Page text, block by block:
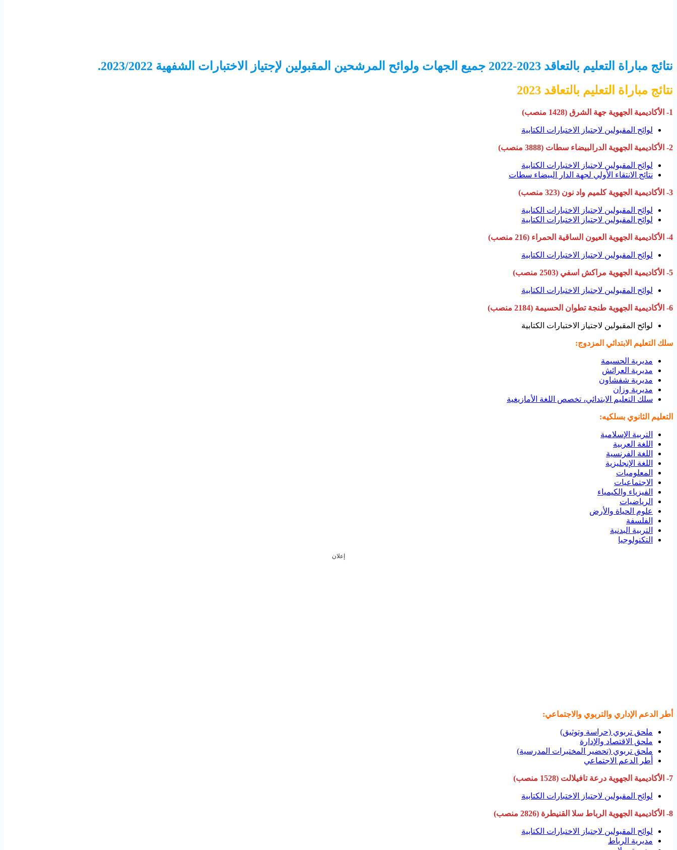
نتائج مباراة التعليم بالتعاقد 2023-2022 جميع الجهات ولوائح المرشحين المقبولين لإجتياز الاختبارات الشفهية 2023/2022.
نتائج مباراة التعليم بالتعاقد 2023
1- الأكاديمية الجهوية جهة الشرق (1428 منصب)
لوائح المقبولين لاجتياز الاختبارات الكتابية
2- الأكاديمية الجهوية الدرالبيضاء سطات (3888 منصب)
لوائح المقبولين لاجتياز الاختبارات الكتابية
نتائج الانتقاء الأولي لجهة الدار البيضاء سطات
3- الأكاديمية الجهوية كلميم واد نون (323 منصب)
لوائح المقبولين لاجتياز الاختبارات الكتابية
لوائح المقبولين لاجتياز الاختبارات الكتابية
4- الأكاديمية الجهوية العيون الساقية الحمراء (216 منصب)
لوائح المقبولين لاجتياز الاختبارات الكتابية
5- الأكاديمية الجهوية مراكش اسفي (2503 منصب)
لوائح المقبولين لاجتياز الاختبارات الكتابية
6- الأكاديمية الجهوية طنجة تطوان الحسيمة (2184 منصب)
لوائح المقبولين لاجتياز الاختبارات الكتابية
سلك التعليم الابتدائي المزدوج:
مديرية الحسيمة
مديرية العرائش
مديرية شفشاون
مديرية وزان
سلك التعليم الابتدائي، تخصص اللغة الأمازيغية
التعليم الثانوي بسلكيه:
التربية الإسلامية
اللغة العربية
اللغة الفرنسية
اللغة الإنجليزية
المعلوميات
الاجتماعيات
الفيزياء والكيمياء
الرياضيات
علوم الحياة والأرض
الفلسفة
التربية البدنية
التكنولوجيا
إعلان
أطر الدعم الإداري والتربوي والاجتماعي:
ملحق تربوي (حراسة وتوثيق)
ملحق الاقتصاد والإدارة
ملحق تربوي (تحضير المختبرات المدرسية)
أطر الدعم الاجتماعي
7- الأكاديمية الجهوية درعة تافيلالت (1528 منصب)
لوائح المقبولين لاجتياز الاختبارات الكتابية
8- الأكاديمية الجهوية الرباط سلا القنيطرة (2826 منصب)
لوائح المقبولين لاجتياز الاختبارات الكتابية
مديرية الرباط